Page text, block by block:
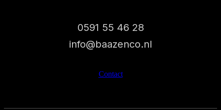
0591 55 46 28
info@baazenco.nl
Contact